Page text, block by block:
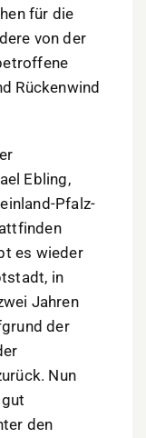
für die
von der
Rückenwind
Ebling,
Pfalz-
es wieder
in
Jahren
der
Nun
den